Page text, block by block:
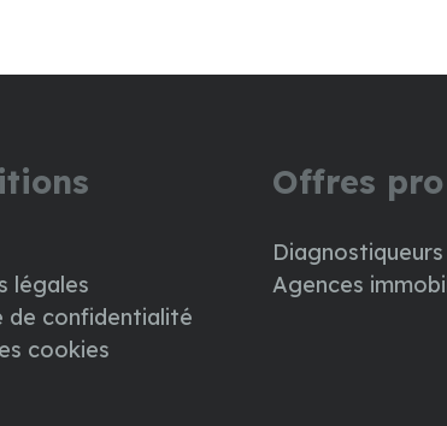
légales
de confidentialité
cookies
Offres pro
Diagnostiqueurs
Agences